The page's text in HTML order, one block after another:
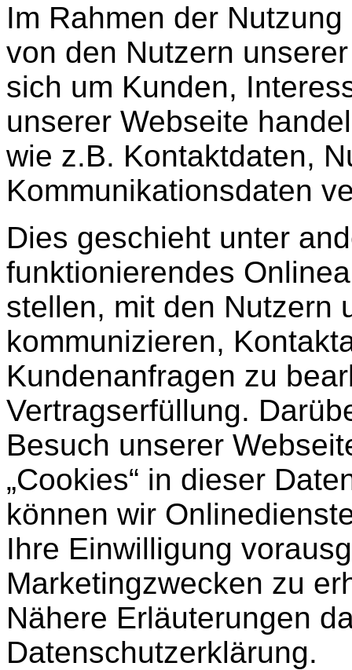
Im Rahmen der
von den Nutzern
sich um Kunden,
unserer Webseite
wie z.B. Kontaktdaten,
Kommunikationsdaten
Dies geschieht unter
funktionierendes
stellen, mit den Nutzern
kommunizieren,
Kundenanfragen zu
Vertragserfüllung.
Besuch unserer
„Cookies“ in dieser
können wir
Ihre Einwilligung
Marketingzwecken zu
Nähere Erläuterungen
Datenschutzerklärung.